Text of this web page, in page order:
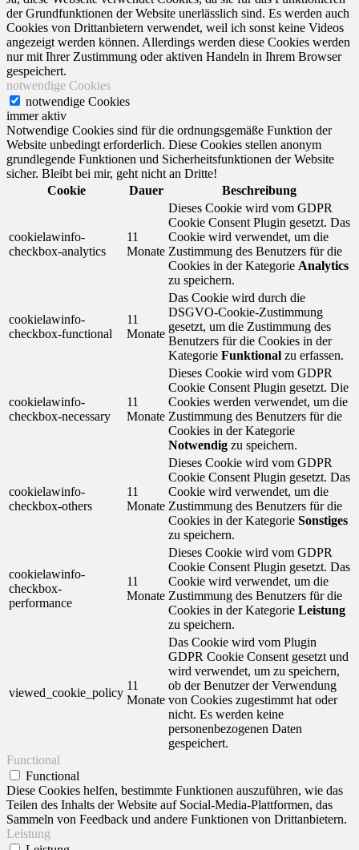
der Grundfunktionen der Website unerlässlich sind. Es werden auch
Cookies von Drittanbietern verwendet, weil ich sonst keine Videos
angezeigt werden können. Allerdings werden diese Cookies werden
nur mit Ihrer Zustimmung oder aktiven Handeln in Ihrem Browser
gespeichert.
notwendige Cookies
notwendige Cookies
immer aktiv
Notwendige Cookies sind für die ordnungsgemäße Funktion der
Website unbedingt erforderlich. Diese Cookies stellen anonym
grundlegende Funktionen und Sicherheitsfunktionen der Website
sicher. Bleibt bei mir, geht nicht an Dritte!
Cookie
Dauer Beschreibung
cookielawinfo-
checkbox-analytics
11
Monate
Dieses Cookie wird vom GDPR
Cookie Consent Plugin gesetzt. Das
Cookie wird verwendet, um die
Zustimmung des Benutzers für die
Cookies in der Kategorie Analytics
zu speichern.
cookielawinfo-
checkbox-functional
11
Monate
Das Cookie wird durch die
DSGVO-Cookie-Zustimmung
gesetzt, um die Zustimmung des
Benutzers für die Cookies in der
Kategorie Funktional zu erfassen.
cookielawinfo-
checkbox-necessary
11
Monate
Dieses Cookie wird vom GDPR
Cookie Consent Plugin gesetzt. Die
Cookies werden verwendet, um die
Zustimmung des Benutzers für die
Cookies in der Kategorie
Notwendig zu speichern.
cookielawinfo-
checkbox-others
11
Monate
Dieses Cookie wird vom GDPR
Cookie Consent Plugin gesetzt. Das
Cookie wird verwendet, um die
Zustimmung des Benutzers für die
Cookies in der Kategorie Sonstiges
zu speichern.
cookielawinfo-
checkbox-
performance
11
Monate
Dieses Cookie wird vom GDPR
Cookie Consent Plugin gesetzt. Das
Cookie wird verwendet, um die
Zustimmung des Benutzers für die
Cookies in der Kategorie Leistung
zu speichern.
viewed_cookie_policy
11
Monate
Das Cookie wird vom Plugin
GDPR Cookie Consent gesetzt und
wird verwendet, um zu speichern,
ob der Benutzer der Verwendung
von Cookies zugestimmt hat oder
nicht. Es werden keine
personenbezogenen Daten
gespeichert.
Functional
Functional
Diese Cookies helfen, bestimmte Funktionen auszuführen, wie das
Teilen des Inhalts der Website auf Social-Media-Plattformen, das
Sammeln von Feedback und andere Funktionen von Drittanbietern.
Leistung